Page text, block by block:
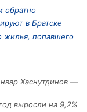
обратно
в Братске
жилья, попавшего
Хаснутдинов —
выросли на 9,2%